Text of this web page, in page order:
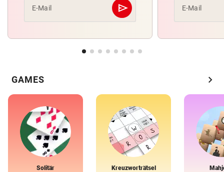
E-Mail send
Abschicken E-Mail
GAMES chevron_right
Solitär Kreuzworträtsel